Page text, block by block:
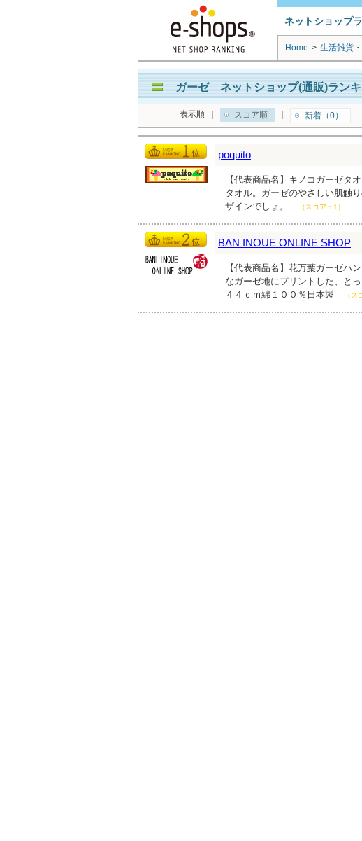
ネットショップ
Home > 生活雑貨
ガーゼ ネットショップ(通販)ラン
表示順 スコア順 新着（0）
poquito
【代表商品名】キノコガーゼタ
タオル。ガーゼのやさしい肌触
ザインでしょ。
（スコア：1）
BAN INOUE ONLINE SHOP
【代表商品名】花万葉ガーゼハ
なガーゼ地にプリントした、と
４４ｃｍ綿１００％日本製
（ス